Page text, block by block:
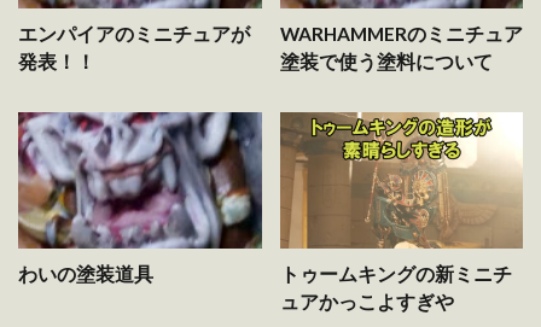
エンパイアのミニチュアが
発表！！
WARHAMMERのミニチュア
塗装で使う塗料について
わいの塗装道具
トゥームキングの新ミニチ
ュアかっこよすぎや